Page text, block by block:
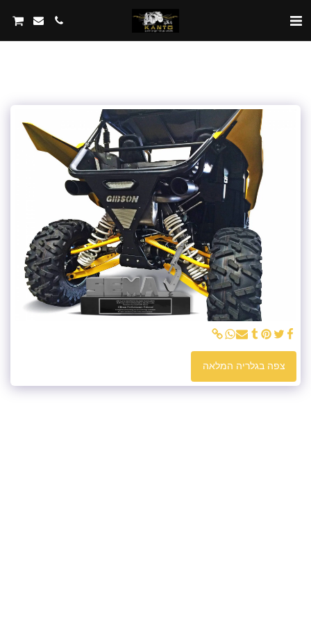
צפה בגלריה המלאה